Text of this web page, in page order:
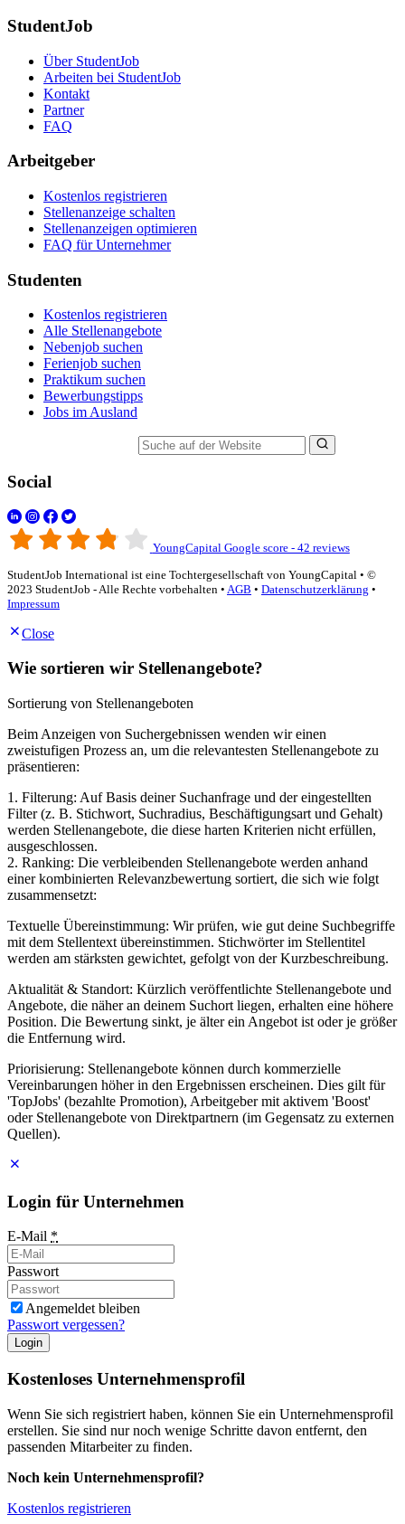
StudentJob
Über StudentJob
Arbeiten bei StudentJob
Kontakt
Partner
FAQ
Arbeitgeber
Kostenlos registrieren
Stellenanzeige schalten
Stellenanzeigen optimieren
FAQ für Unternehmer
Studenten
Kostenlos registrieren
Alle Stellenangebote
Nebenjob suchen
Ferienjob suchen
Praktikum suchen
Bewerbungstipps
Jobs im Ausland
Social
YoungCapital Google score - 42 reviews
StudentJob International ist eine Tochtergesellschaft von YoungCapital • ©
2023 StudentJob - Alle Rechte vorbehalten • AGB • Datenschutzerklärung •
Impressum
Close
Wie sortieren wir Stellenangebote?
Sortierung von Stellenangeboten
Beim Anzeigen von Suchergebnissen wenden wir einen
zweistufigen Prozess an, um die relevantesten Stellenangebote zu
präsentieren:
1. Filterung: Auf Basis deiner Suchanfrage und der eingestellten
Filter (z. B. Stichwort, Suchradius, Beschäftigungsart und Gehalt)
werden Stellenangebote, die diese harten Kriterien nicht erfüllen,
ausgeschlossen.
2. Ranking: Die verbleibenden Stellenangebote werden anhand
einer kombinierten Relevanzbewertung sortiert, die sich wie folgt
zusammensetzt:
Textuelle Übereinstimmung: Wir prüfen, wie gut deine Suchbegriffe
mit dem Stellentext übereinstimmen. Stichwörter im Stellentitel
werden am stärksten gewichtet, gefolgt von der Kurzbeschreibung.
Aktualität & Standort: Kürzlich veröffentlichte Stellenangebote und
Angebote, die näher an deinem Suchort liegen, erhalten eine höhere
Position. Die Bewertung sinkt, je älter ein Angebot ist oder je größer
die Entfernung wird.
Priorisierung: Stellenangebote können durch kommerzielle
Vereinbarungen höher in den Ergebnissen erscheinen. Dies gilt für
'TopJobs' (bezahlte Promotion), Arbeitgeber mit aktivem 'Boost'
oder Stellenangebote von Direktpartnern (im Gegensatz zu externen
Quellen).
Login für Unternehmen
E-Mail *
Passwort
Angemeldet bleiben
Passwort vergessen?
Login
Kostenloses Unternehmensprofil
Wenn Sie sich registriert haben, können Sie ein Unternehmensprofil
erstellen. Sie sind nur noch wenige Schritte davon entfernt, den
passenden Mitarbeiter zu finden.
Noch kein Unternehmensprofil?
Kostenlos registrieren